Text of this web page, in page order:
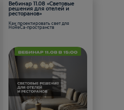
Вебинар 11.08 «Световые
решения для отелей и
ресторанов»
Как проектировать свет для
HoReCa-пространств